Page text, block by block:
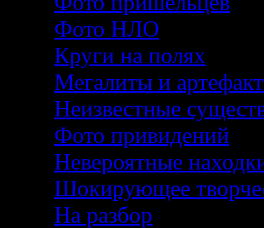
Фото НЛО
Круги на полях
Мегалиты и
Неизвестные
Фото привидений
Невероятные
Шокирующее
На разбор